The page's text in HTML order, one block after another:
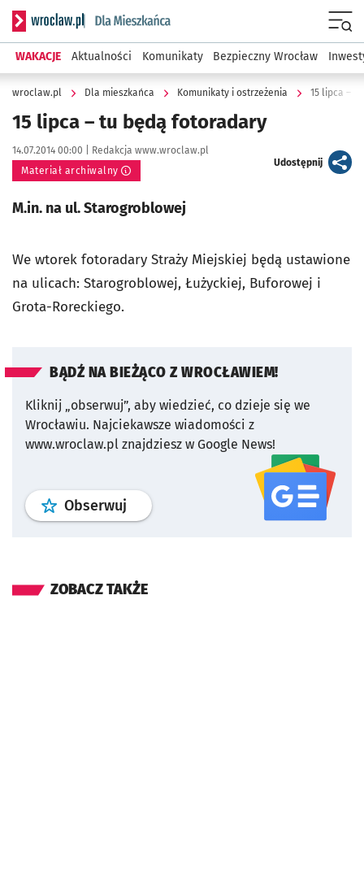
Serwis informacyjny wroclaw.pl podserwis: Dla mieszkańca
WAKACJE Aktualności Komunikaty Bezpieczny Wrocław
wroclaw.pl Dla mieszkańca Komunikaty i ostrzeżenia 15 lipca –
15 lipca – tu będą fotoradary
Data publikacji:
14.07.2014 00:00 | Autor:
Redakcja www.wroclaw.pl
Materiał archiwalny
Udostępnijartykuł
M.in. na ul. Starogroblowej
We wtorek fotoradary Straży Miejskiej będą ustawione
na ulicach: Starogroblowej, Łużyckiej, Buforowej i
Grota-Roreckiego.
BĄDŹ NA BIEŻĄCO Z WROCŁAWIEM!
Kliknij „obserwuj”, aby wiedzieć, co dzieje się we
Wrocławiu. Najciekawsze wiadomości z
www.wroclaw.pl znajdziesz w Google News!
Obserwuj profil serwisu
ZOBACZ TAKŻE